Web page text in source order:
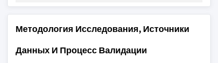
Методология Исследования, Источники
Данных И Процесс Валидации